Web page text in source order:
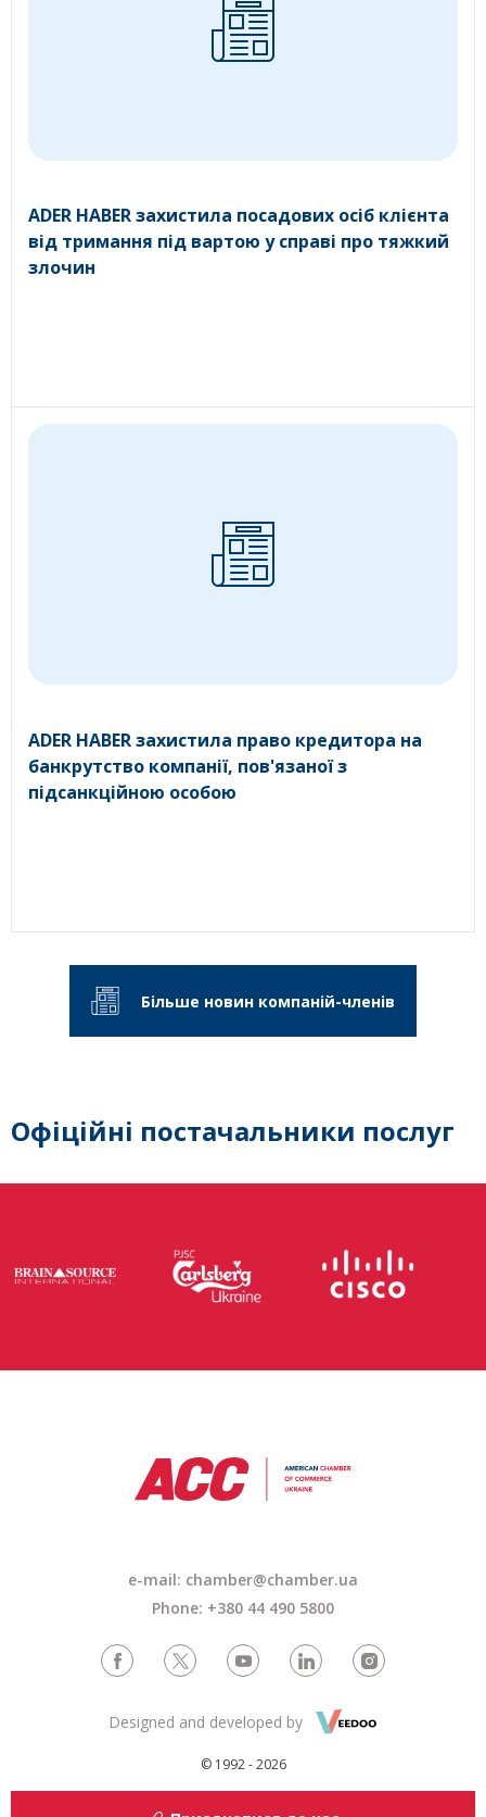
ADER HABER захистила посадових осіб клієнта
від тримання під вартою у справі про тяжкий
злочин
ADER HABER захистила право кредитора на
банкрутство компанії, пов'язаної з
підсанкційною особою
Більше новин компаній-членів
Офіційні постачальники послуг
e-mail: chamber@chamber.ua
Phone: +380 44 490 5800
© 1992 - 2026
Designed and developed by